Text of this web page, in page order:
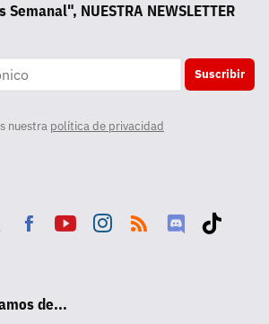
Semanal", NUESTRA NEWSLETTER
Suscribir
nuestra política de privacidad
ok de...